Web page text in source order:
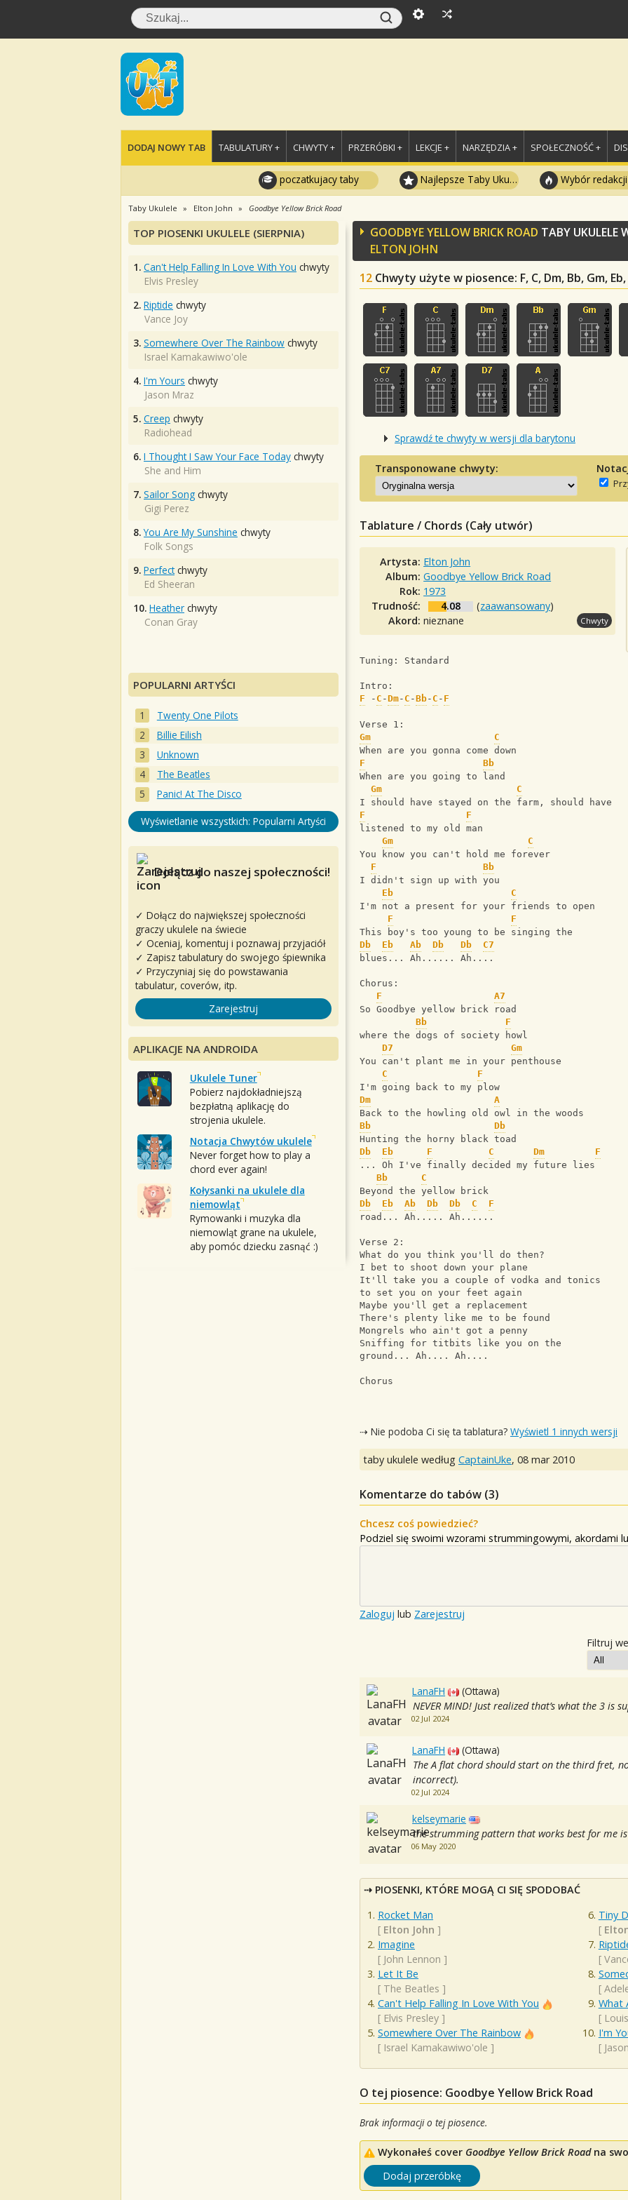
DODAJ NOWY TAB TABULATURY + CHWYTY + PRZERÓBKI + LEKCJE + NARZĘDZIA + SPOŁECZNOŚĆ +
poczatkujacy taby Najlepsze Taby Ukulele Wybór redakcji
Taby Ukulele Elton John Goodbye Yellow Brick Road
GOODBYE YELLOW BRICK ROAD TABY UKULELE
ELTON JOHN
12 Chwyty użyte w piosence: F, C, Dm, Bb, Gm,
Sprawdź te chwyty w wersji dla barytonu
Transponowane chwyty:
Tablature / Chords (Cały utwór)
Artysta: Elton John
Album:Goodbye Yellow Brick Road
Rok: 1973
Trudność:
4.08 (zaawansowany)
Akord:nieznane Chwyty
Tuning: Standard
Intro:
F - C -Dm- C -Bb- C - F
Verse 1:
Gm
C
When are you gonna come down
F
Bb
When are you going to land
Gm
C
I should have stayed on the farm, should have
F
F
listened to my old man
Gm
C
You know you can't hold me forever
F
Bb
I didn't sign up with you
Eb
C
I'm not a present for your friends to open
F
F
This boy's too young to be singing the
Db
Eb Ab Db Db
C7
blues... Ah...... Ah....
Chorus:
F
A7
So Goodbye yellow brick road
Bb
F
where the dogs of society howl
D7
Gm
You can't plant me in your penthouse
C
F
I'm going back to my plow
Dm
A
Back to the howling old owl in the woods
Bb
Db
Hunting the horny black toad
Db
Eb F C Dm
F
... Oh I've finally decided my future lies
Bb
C
Beyond the yellow brick
Db
Eb Ab Db Db C
F
road... Ah..... Ah......
Verse 2:
What do you think you'll do then?
I bet to shoot down your plane
It'll take you a couple of vodka and tonics
to set you on your feet again
Maybe you'll get a replacement
There's plenty like me to be found
Mongrels who ain't got a penny
Sniffing for titbits like you on the
ground... Ah.... Ah....
Chorus
⇢ Nie podoba Ci się ta tablatura? Wyświetl 1 innych wersji
taby ukulele według CaptainUke, 08 mar 2010
Komentarze do tabów (3)
Chcesz coś powiedzieć?
Podziel się swoimi wzorami strummingowymi, akordami
Zaloguj lub Zarejestruj
Filtruj
LanaFH
(Ottawa)
NEVER MIND! Just realized that’s what the 3 is
02 Jul 2024
LanaFH
(Ottawa)
The A flat chord should start on the third fret,
incorrect).
02 Jul 2024
kelseymarie
the strumming pattern that works best for me
06 May 2020
PIOSENKI, KTÓRE MOGĄ CI SIĘ SPODOBAĆ
Rocket Man
[ Elton John ]
Imagine
[ John Lennon ]
Let It Be
[ The Beatles ]
Can't Help Falling In Love With You
[ Elvis Presley ]
Somewhere Over The Rainbow
[ Israel Kamakawiwo'ole ]
Tiny
[
[
[
What
[
I'm
[
O tej piosence: Goodbye Yellow Brick Road
Brak informacji o tej piosence.
Wykonałeś cover Goodbye Yellow Brick Roadna
Dodaj przeróbkę
TOP PIOSENKI UKULELE (SIERPNIA)
1. Can't Help Falling In Love With You chwyty
Elvis Presley
2. Riptide chwyty
Vance Joy
3. Somewhere Over The Rainbow chwyty
Israel Kamakawiwo'ole
4. I'm Yours chwyty
Jason Mraz
5. Creep chwyty
Radiohead
6. I Thought I Saw Your Face Today chwyty
She and Him
7. Sailor Song chwyty
Gigi Perez
8. You Are My Sunshine chwyty
Folk Songs
9. Perfectchwyty
Ed Sheeran
10. Heather chwyty
Conan Gray
POPULARNI ARTYŚCI
Twenty One Pilots
Billie Eilish
Unknown
The Beatles
Panic! At The Disco
Wyświetlanie wszystkich: Popularni Artyści
Dołącz do naszej społeczności!
✓ Dołącz do największej społeczności
graczy ukulele na świecie
✓ Oceniaj, komentuj i poznawaj przyjaciół
✓ Zapisz tabulatury do swojego śpiewnika
✓ Przyczyniaj się do powstawania
tabulatur, coverów, itp.
Zarejestruj
APLIKACJE NA ANDROIDA
Ukulele Tuner
Pobierz najdokładniejszą
bezpłatną aplikację do
strojenia ukulele.
Notacja Chwytów ukulele
Never forget how to play a
chord ever again!
Kołysanki na ukulele dla
niemowląt
Rymowanki i muzyka dla
niemowląt grane na ukulele,
aby pomóc dziecku zasnąć :)